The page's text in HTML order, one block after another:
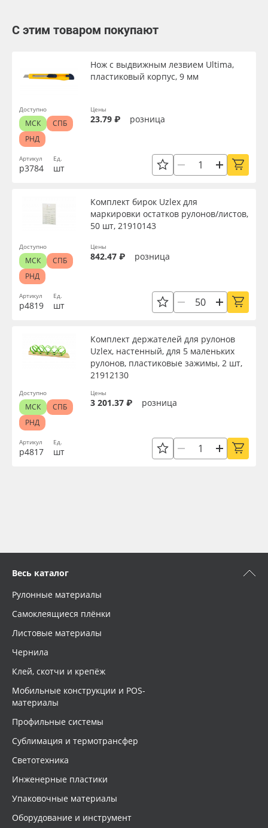
С этим товаром покупают
Артикул
р3784
Нож с выдвижным лезвием Ultima,
пластиковый корпус, 9 мм
Ед.
шт
Цены
23.79 ₽ розница
Доступно
МСК
СПБ
РНД
Артикул
р4819
Комплект бирок Uzlex для
маркировки остатков рулонов/листов,
50 шт, 21910143
Ед.
шт
Цены
842.47 ₽ розница
Доступно
МСК
СПБ
РНД
Артикул
р4817
Комплект держателей для рулонов
Uzlex, настенный, для 5 маленьких
рулонов, пластиковые зажимы, 2 шт,
21912130
Ед.
шт
Цены
3 201.37 ₽ розница
Доступно
МСК
СПБ
РНД
Весь каталог
Рулонные материалы
Самоклеящиеся плёнки
Листовые материалы
Чернила
Клей, скотчи и крепёж
Мобильные конструкции и POS-
материалы
Профильные системы
Сублимация и термотрансфер
Светотехника
Инженерные пластики
Упаковочные материалы
Оборудование и инструмент